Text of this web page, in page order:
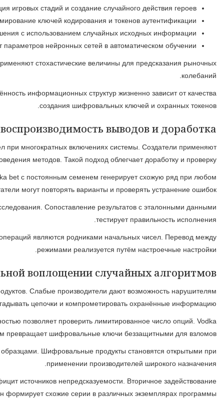
В имитации Водка казино даёт возможность
Развлекательная отрасль формирует неповторимый
Дублируемость результатов представляет собой
Назначение определённого исходного числа
Отладка случайных алгоритмов нуждается особенных
Рабочие системы используют изменяемые зёрна для
Неправильная реализация случайных алгоритмов создаёт
Использование прогнозируемых семён являет
Краткий цикл генератора ведёт к дублированию серий.
Недостаточная энтропия при запуске ослабляет охрану